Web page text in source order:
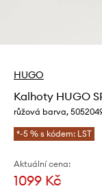
HUGO
Kalhoty HUGO
růžová barva,
*-5 % s kódem: LST
Aktuální cena:
1099 Kč